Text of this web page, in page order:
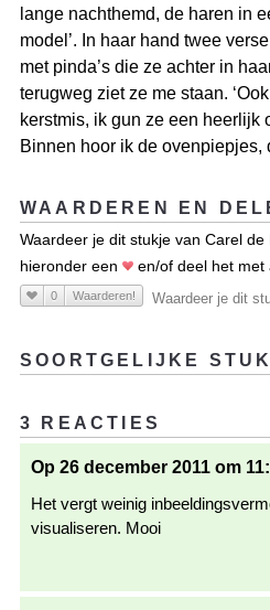
lange nachthemd, de haren in
model’. In haar hand twee
met pinda’s die ze achter in
terugweg ziet ze me staan.
kerstmis, ik gun ze een heerlijk
Binnen hoor ik de ovenpiepjes,
WAARDEREN EN
Waardeer je dit stukje van Carel
hieronder een
en/of deel het met
0 Waarderen! Waardeer je dit
SOORTGELIJKE
3 REACTIES
Op 26 december 2011 om
Het vergt weinig
visualiseren. Mooi